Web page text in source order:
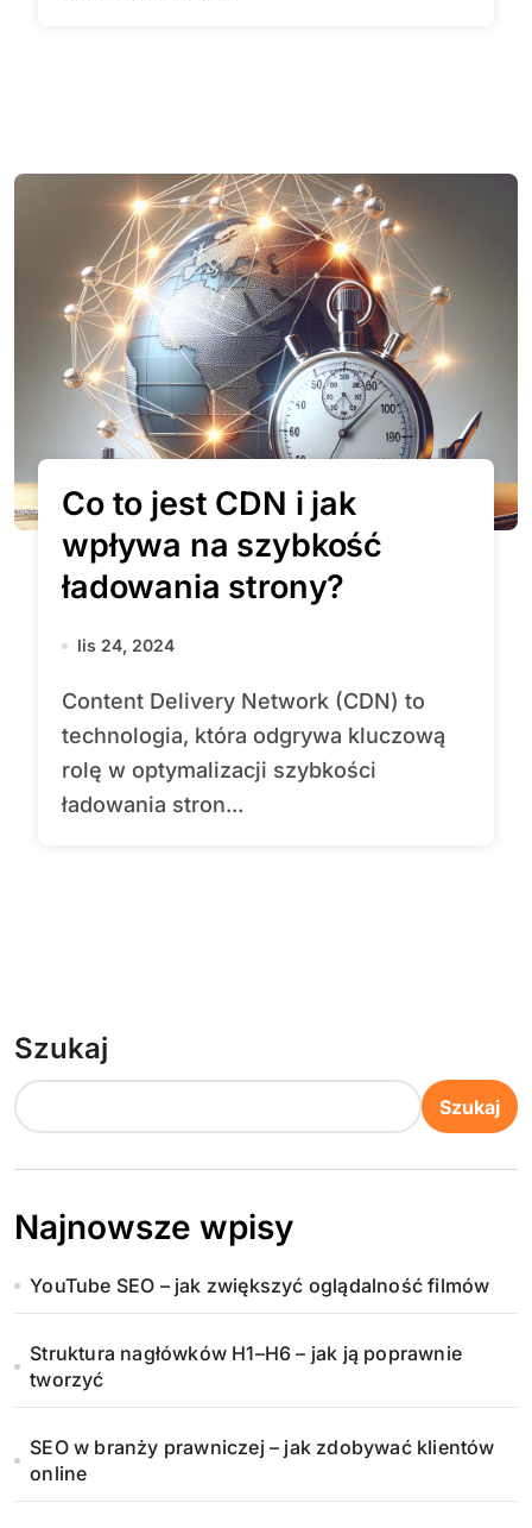
Co to jest CDN i jak
wpływa na szybkość
ładowania strony?
lis 24, 2024
Content Delivery Network (CDN) to
technologia, która odgrywa kluczową
rolę w optymalizacji szybkości
ładowania stron...
Szukaj
Szukaj
Najnowsze wpisy
YouTube SEO – jak zwiększyć oglądalność filmów
Struktura nagłówków H1–H6 – jak ją poprawnie
tworzyć
SEO w branży prawniczej – jak zdobywać klientów
online